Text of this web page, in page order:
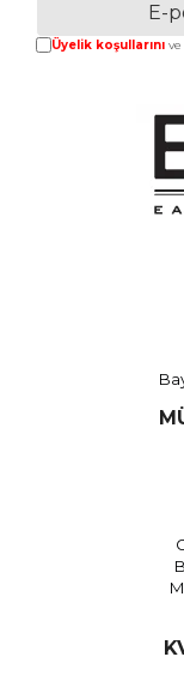
Üyelik koşullarınıve